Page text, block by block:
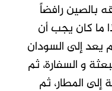
بالصين رافضاً
ما كان يجب أن
يعد إلى السودان
و السفارة، ثم
المطار، ثم